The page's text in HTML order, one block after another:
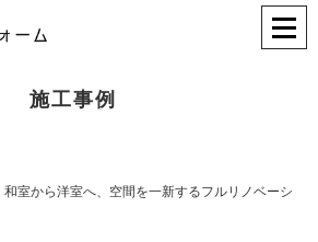
施工事例
和室から洋室へ、空間を一新するフルリノベーシ